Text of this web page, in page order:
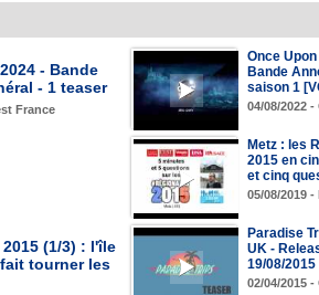
- Bande
- 1 teaser
France
Once
Bande
saison 1
04/08/2022
Metz : les
2015 en
et cinq
05/08/2019
(1/3) : l'île
tourner les
Paradise
UK -
19/08/2015
02/04/2015